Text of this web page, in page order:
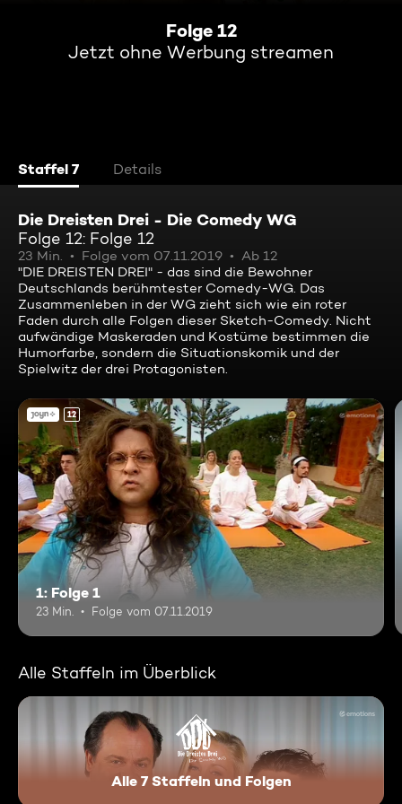
Folge 12
Jetzt ohne Werbung streamen
Staffel 7 Details
Die Dreisten Drei - Die Comedy WG
Folge 12: Folge 12
23 Min. Folge vom 07.11.2019
Ab 12
"DIE DREISTEN DREI" - das sind die Bewohner
Deutschlands berühmtester Comedy-WG. Das
Zusammenleben in der WG zieht sich wie ein roter
Faden durch alle Folgen dieser Sketch-Comedy. Nicht
aufwändige Maskeraden und Kostüme bestimmen die
Humorfarbe, sondern die Situationskomik und der
Spielwitz der drei Protagonisten.
12
1: Folge 1
23 Min. Folge vom 07.11.2019
Alle Staffeln im Überblick
Die Dreisten Drei - Die
Alle 7 Staffeln und Folgen